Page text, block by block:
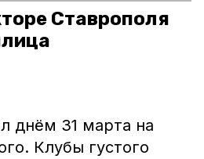
Ставрополя
днём 31 марта на
Клубы густого